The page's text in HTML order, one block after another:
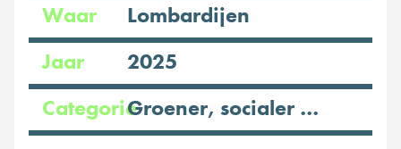
Waar
Lombardijen
Jaar
2025
CategorieGroener, socialer en